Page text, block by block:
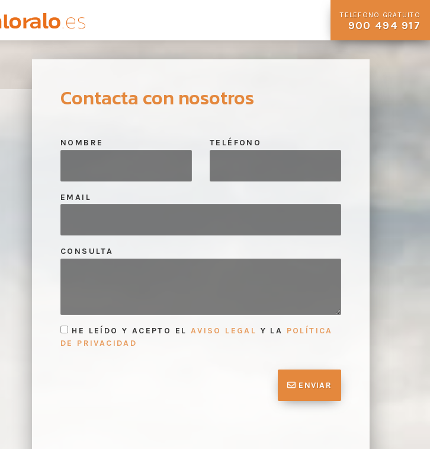
TELEFONO GRATUITO
900 494 917
Contacta con nosotros
NOMBRE TELÉFONO
EMAIL
CONSULTA
HE LEÍDO Y ACEPTO EL AVISO LEGAL Y LA POLÍTICA
DE PRIVACIDAD
ENVIAR